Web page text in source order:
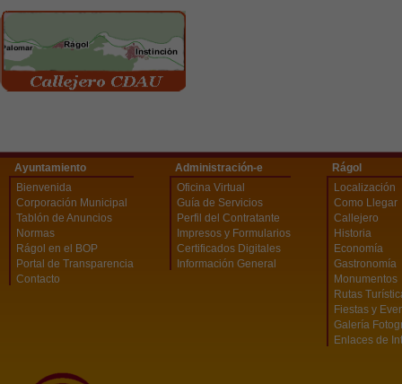
Ayuntamiento
Bienvenida
Corporación Municipal
Tablón de Anuncios
Normas
Rágol en el BOP
Portal de Transparencia
Contacto
Administración-e
Oficina Virtual
Guía de Servicios
Perfil del Contratante
Impresos y Formularios
Certificados Digitales
Información General
Rágol
Localización
Como Llegar
Callejero
Historia
Economía
Gastronomía
Monumentos
Rutas
Fiestas y
Galería
Enlaces de